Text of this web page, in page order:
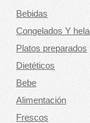
Bebidas
Congelados Y
Platos preparados
Dietéticos
Bebe
Alimentación
Frescos